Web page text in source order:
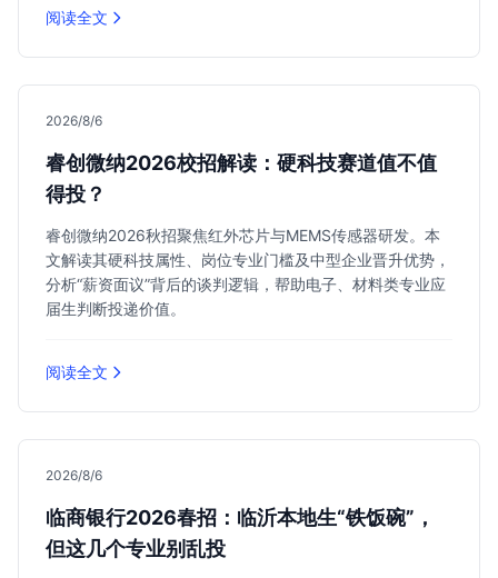
阅读全文
2026/8/6
睿创微纳2026校招解读：硬科技赛道值不值
得投？
睿创微纳2026秋招聚焦红外芯片与MEMS传感器研发。本
文解读其硬科技属性、岗位专业门槛及中型企业晋升优势，
分析“薪资面议”背后的谈判逻辑，帮助电子、材料类专业应
届生判断投递价值。
阅读全文
2026/8/6
临商银行2026春招：临沂本地生“铁饭碗”，
但这几个专业别乱投